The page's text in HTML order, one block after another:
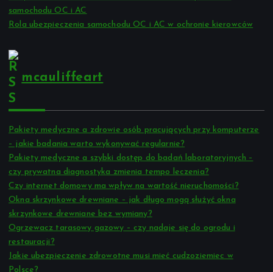
samochodu OC i AC
Rola ubezpieczenia samochodu OC i AC w ochronie kierowców
mcauliffeart
Pakiety medyczne a zdrowie osób pracujących przy komputerze
– jakie badania warto wykonywać regularnie?
Pakiety medyczne a szybki dostęp do badań laboratoryjnych –
czy prywatna diagnostyka zmienia tempo leczenia?
Czy internet domowy ma wpływ na wartość nieruchomości?
Okna skrzynkowe drewniane – jak długo mogą służyć okna
skrzynkowe drewniane bez wymiany?
Ogrzewacz tarasowy gazowy – czy nadaje się do ogrodu i
restauracji?
Jakie ubezpieczenie zdrowotne musi mieć cudzoziemiec w
Polsce?